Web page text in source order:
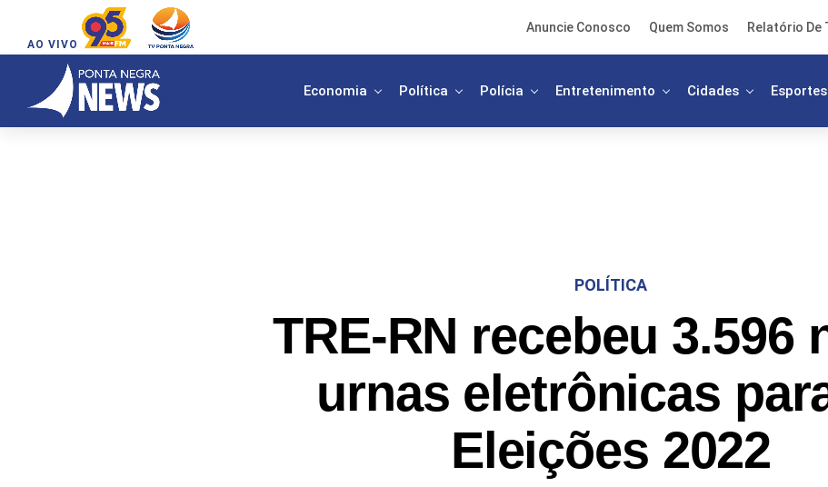
AO VIVO
Anuncie Conosco Quem Somos Relatório De
Economia Política Polícia Entretenimento Cidades Esportes
POLÍTICA
TRE-RN recebeu 3.596
urnas eletrônicas
Eleições 2022